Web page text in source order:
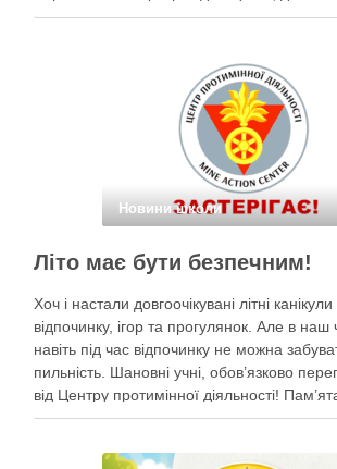
щасливе дитинство, освіту, безпеку та
Новини школи
Літо має бути безпечним!
Хоч і настали довгоочікувані літні
відпочинку, ігор та прогулянок. Але в
навіть під час відпочинку не можна
пильність. Шановні учні, обов’язково
від Центру протимінної діяльності!
небезпека може ховатися будь-де, тому